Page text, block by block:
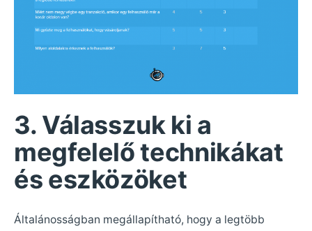
3. Válasszuk ki a
megfelelő technikákat
és eszközöket
Általánosságban megállapítható, hogy a legtöbb